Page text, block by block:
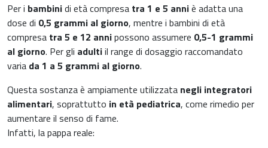
Per i bambinidi età compresa tra 1 e 5 anniè adatta una
dose di 0,5 grammi al giorno, mentre i bambini di età
compresa tra 5 e 12 annipossono assumere 0,5-1 grammi
al giorno. Per gli adultiil range di dosaggio raccomandato
varia da 1 a 5 grammi al giorno.
Questa sostanza è ampiamente utilizzata negli integratori
alimentari, soprattutto in età pediatrica, come rimedio per
aumentare il senso di fame.
Infatti, la pappa reale: